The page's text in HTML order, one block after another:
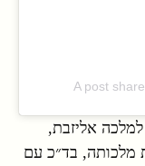
A post
אליזבת,
מלכותה, בד״כ עם